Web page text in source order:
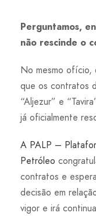
Perguntamos,
não rescinde o
No mesmo ofício,
que os contratos
“Aljezur” e
já oficialmente
A PALP –
Petróleo
contratos e
decisão em
vigor e irá